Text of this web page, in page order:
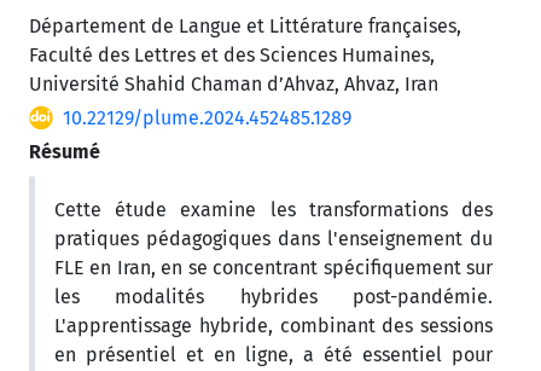
Département de Langue et Littérature françaises,
Faculté des Lettres et des Sciences Humaines,
Université Shahid Chaman d’Ahvaz, Ahvaz, Iran
10.22129/plume.2024.452485.1289
Résumé
Cette étude examine les transformations des
pratiques pédagogiques dans l'enseignement du
FLE en Iran, en se concentrant spécifiquement sur
les modalités hybrides post-pandémie.
L'apprentissage hybride, combinant des sessions
en présentiel et en ligne, a été essentiel pour